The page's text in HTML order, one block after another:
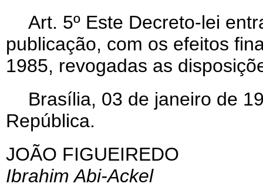
Art. 5º Este Decreto-lei
publicação, com os efeitos
1985, revogadas as
Brasília, 03 de janeiro de
República.
JOÃO FIGUEIREDO
Ibrahim Abi-Ackel